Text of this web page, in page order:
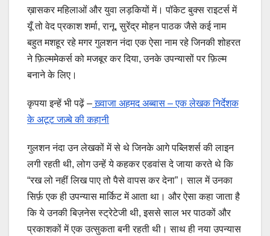
ख़ासकर महिलाओं और युवा लड़कियों में। पॉकेट बुक्स राइटर्स में
यूँ तो वेद प्रकाश शर्मा, रानू, सुरेंद्र मोहन पाठक जैसे कई नाम
बहुत मशहूर रहे मगर गुलशन नंदा एक ऐसा नाम रहे जिनकी शोहरत
ने फ़िल्ममेकर्स को मजबूर कर दिया, उनके उपन्यासों पर फ़िल्म
बनाने के लिए।
कृपया इन्हें भी पढ़ें – ख़्वाजा अहमद अब्बास – एक लेखक निर्देशक
के अटूट जज़्बे की कहानी
गुलशन नंदा उन लेखकों में से थे जिनके आगे पब्लिशर्स की लाइन
लगी रहती थी, लोग उन्हें ये कहकर एडवांस दे जाया करते थे कि
“रख लो नहीं लिख पाए तो पैसे वापस कर देना”। साल में उनका
सिर्फ़ एक ही उपन्यास मार्किट में आता था। और ऐसा कहा जाता है
कि ये उनकी बिज़नेस स्ट्रेटेजी थी, इससे साल भर पाठकों और
प्रकाशकों में एक उत्सुकता बनी रहती थी। साथ ही नया उपन्यास